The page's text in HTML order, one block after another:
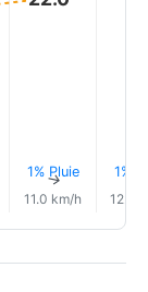
1% Pluie
↑
11.0 km/h
1%
12.0